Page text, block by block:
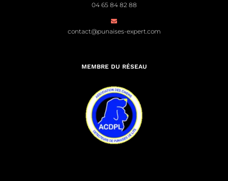
04 65 84 82 88
contact@punaises-expert.com
MEMBRE DU RÉSEAU